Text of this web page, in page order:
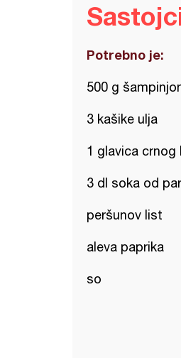
Potrebno je:
500 g
3 kašike ulja
1 glavica crnog
3 dl soka od
peršunov list
aleva paprika
so